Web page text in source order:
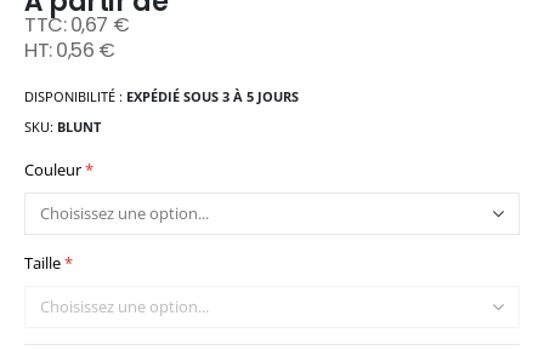
0,67 €
0,56 €
DISPONIBILITÉ : EXPÉDIÉ SOUS 3 À 5 JOURS
SKU BLUNT
Couleur
Taille